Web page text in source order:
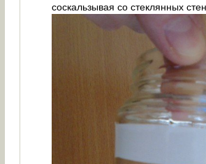
соскальзывая со стеклянных